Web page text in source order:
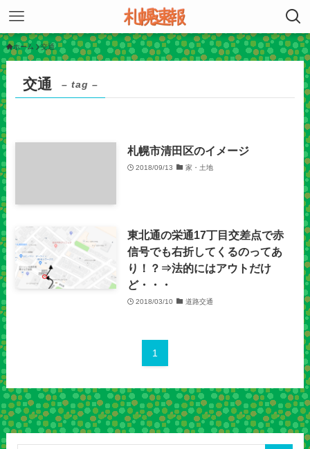
ホーム 交通
交通 – tag –
札幌市清田区のイメージ
2018/09/13 家・土地
東北通の栄通17丁目交差点で赤
信号でも右折してくるのってあ
り！？⇒法的にはアウトだけ
ど・・・
2018/03/10 道路交通
1